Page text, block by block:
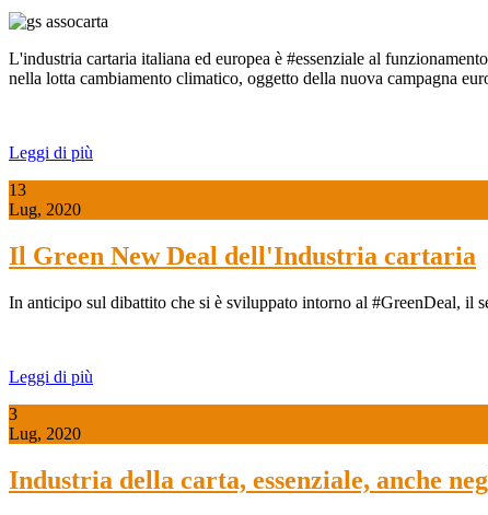
L'industria cartaria italiana ed europea è #essenziale al
nella lotta cambiamento climatico, oggetto della nuova campagna
Leggi di più
13
Lug, 2020
Il Green New Deal dell'Industria cartaria
In anticipo sul dibattito che si è sviluppato intorno al #GreenDeal, il
Leggi di più
3
Lug, 2020
Industria della carta, essenziale, anche